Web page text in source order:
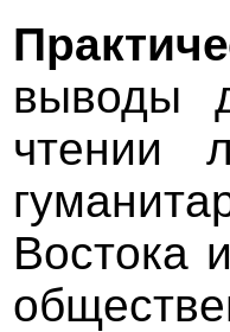
выводы
чтении
Востока